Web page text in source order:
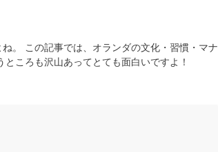
。 この記事では、オランダの文化・習慣・マナ
ころも沢山あってとても面白いですよ！